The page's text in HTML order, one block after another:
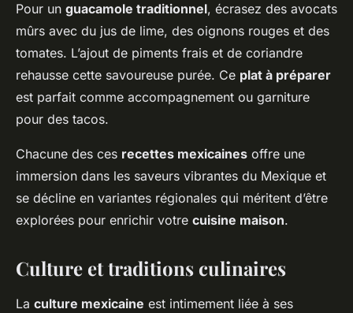
Pour un guacamole traditionnel, écrasez des avocats
mûrs avec du jus de lime, des oignons rouges et des
tomates. L’ajout de piments frais et de coriandre
rehausse cette savoureuse purée. Ce plat à préparer
est parfait comme accompagnement ou garniture
pour des tacos.
Chacune des ces recettes mexicaines offre une
immersion dans les saveurs vibrantes du Mexique et
se décline en variantes régionales qui méritent d’être
explorées pour enrichir votre cuisine maison.
Culture et traditions culinaires
La culture mexicaine est intimement liée à ses